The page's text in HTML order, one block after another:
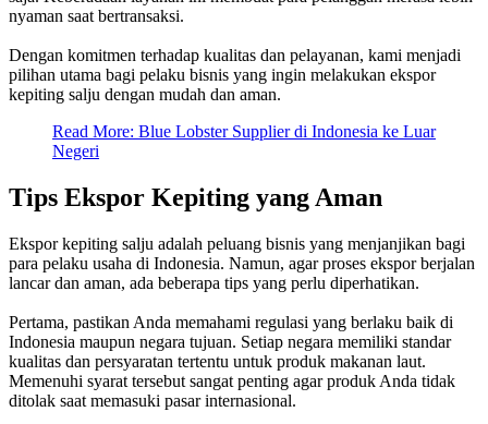
nyaman saat bertransaksi.
Dengan komitmen terhadap kualitas dan pelayanan, kami menjadi
pilihan utama bagi pelaku bisnis yang ingin melakukan ekspor
kepiting salju dengan mudah dan aman.
Read More: Blue Lobster Supplier di Indonesia ke Luar
Negeri
Tips Ekspor Kepiting yang Aman
Ekspor kepiting salju adalah peluang bisnis yang menjanjikan bagi
para pelaku usaha di Indonesia. Namun, agar proses ekspor berjalan
lancar dan aman, ada beberapa tips yang perlu diperhatikan.
Pertama, pastikan Anda memahami regulasi yang berlaku baik di
Indonesia maupun negara tujuan. Setiap negara memiliki standar
kualitas dan persyaratan tertentu untuk produk makanan laut.
Memenuhi syarat tersebut sangat penting agar produk Anda tidak
ditolak saat memasuki pasar internasional.